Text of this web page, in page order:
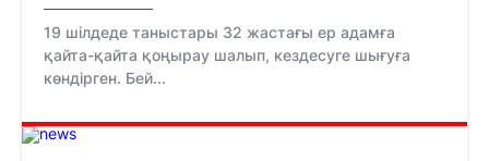
19 шілдеде таныстары 32 жастағы ер адамға
қайта-қайта қоңырау шалып, кездесуге шығуға
көндірген. Бей...